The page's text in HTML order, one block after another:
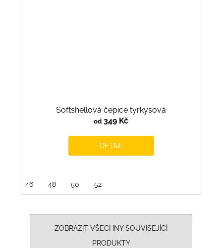
Softshellová čepice tyrkysová
od 349 Kč
DETAIL
46 48 50 52
ZOBRAZIT VŠECHNY SOUVISEJÍCÍ
PRODUKTY